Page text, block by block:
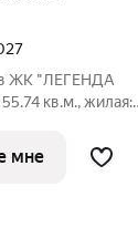
в ЖК "ЛЕГЕНДА
кв.м., жилая:
ocвeщeниe в
мне